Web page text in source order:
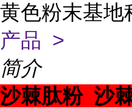
黄色粉末基地
产品 >
简介
沙棘肽粉 沙